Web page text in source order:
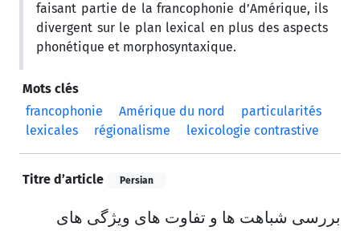
faisant partie de la francophonie d’Amérique, ils
divergent sur le plan lexical en plus des aspects
phonétique et morphosyntaxique.
Mots clés
francophonie
Amérique du nord
particularités
lexicales
régionalisme lexicologie contrastive
Titre d’article Persian
بررسی شباهت ها و تفاوت های ویژگی های